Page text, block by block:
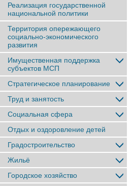
Реализация государственной
национальной политики
Территория опережающего
социально-экономического
развития
Имущественная поддержка
субъектов МСП
Стратегическое планирование
Труд и занятость
Социальная сфера
Отдых и оздоровление детей
Градостроительство
Жильё
Городское хозяйство